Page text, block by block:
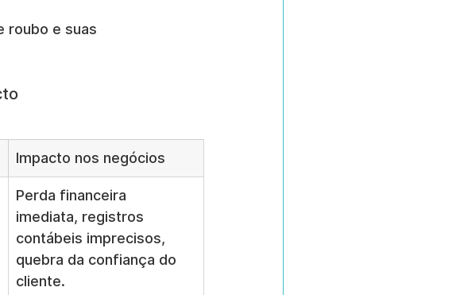
roubo e suas
Impacto nos negócios
Perda financeira
imediata, registros
contábeis imprecisos,
quebra da confiança do
cliente.